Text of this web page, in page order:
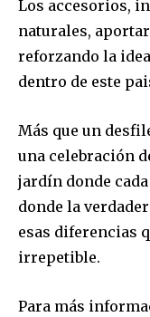
Los accesorios,
naturales,
reforzando la
dentro de este
Más que un
una celebración
jardín donde
donde la
esas diferencias
irrepetible.
Para más